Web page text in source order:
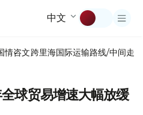
中文
情咨文跨里海国际运输路线/中间走廊
球贸易增速大幅放缓